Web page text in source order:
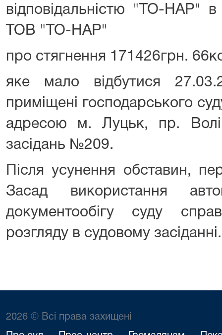
відповідальністю "ТО-НАР" в
ТОВ "ТО-НАР"
про стягнення 171426грн.
яке мало відбутися
приміщені господарського
адресою м. Луцьк, пр.
засідань №209.
Після усунення обставин,
Засад використання
документообігу суду
розгляду в судовому засіданні.
2026 © Всі права захищені